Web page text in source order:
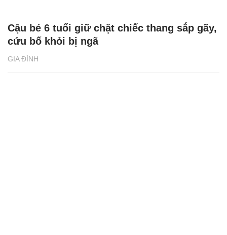
GIA ĐÌNH
Cậu bé 6 tuổi giữ chặt chiếc thang sắp gãy,
cứu bố khỏi bị ngã